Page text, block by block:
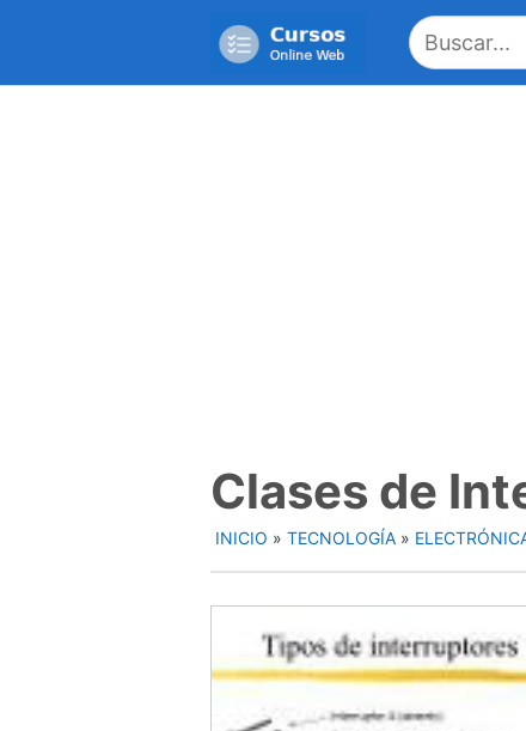
Clases de
INICIO » TECNOLOGÍA »